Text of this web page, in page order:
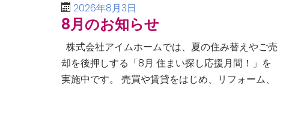
2026年8月3日
8月のお知らせ
株式会社アイムホームでは、夏の住み替えやご売
却を後押しする「8月 住まい探し応援月間！」を
実施中です。 売買や賃貸をはじめ、リフォーム、